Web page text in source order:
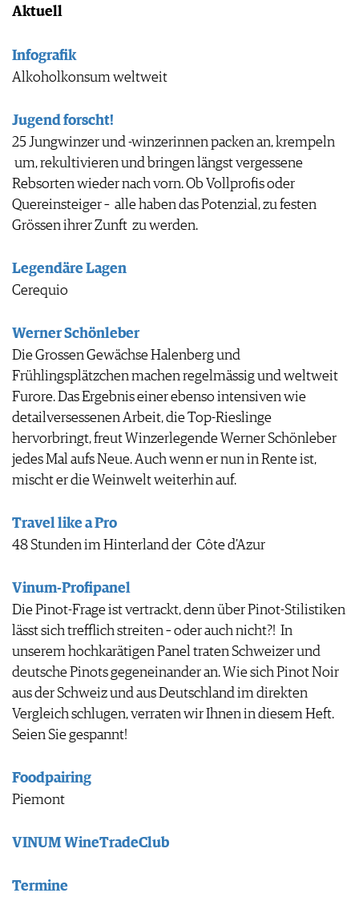
JOBS
PRESSE
IMPRESSUM
FAQ
Aktuell
Infografik
Alkoholkonsum weltweit
Jugend forscht!
25 Jungwinzer und -winzerinnen packen an, krempeln
um, rekultivieren und bringen längst vergessene
Rebsorten wieder nach vorn. Ob Vollprofis oder
Quereinsteiger – alle haben das Potenzial, zu festen
Grössen ihrer Zunft zu werden.
Legendäre Lagen
Cerequio
Werner Schönleber
Die Grossen Gewächse Halenberg und
Frühlingsplätzchen machen regelmässig und weltweit
Furore. Das Ergebnis einer ebenso intensiven wie
detailversessenen Arbeit, die Top-Rieslinge
hervorbringt, freut Winzerlegende Werner Schönleber
jedes Mal aufs Neue. Auch wenn er nun in Rente ist,
mischt er die Weinwelt weiterhin auf.
Travel like a Pro
48 Stunden im Hinterland der Côte d’Azur
Vinum-Profipanel
Die Pinot-Frage ist vertrackt, denn über Pinot-Stilistiken
lässt sich trefflich streiten – oder auch nicht?! In
unserem hochkarätigen Panel traten Schweizer und
deutsche Pinots gegeneinander an. Wie sich Pinot Noir
aus der Schweiz und aus Deutschland im direkten
Vergleich schlugen, verraten wir Ihnen in diesem Heft.
Seien Sie gespannt!
Foodpairing
Piemont
VINUM WineTradeClub
Termine